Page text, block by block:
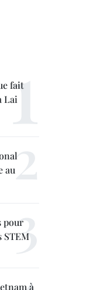
fait
Lai
au
pour
STEM
à